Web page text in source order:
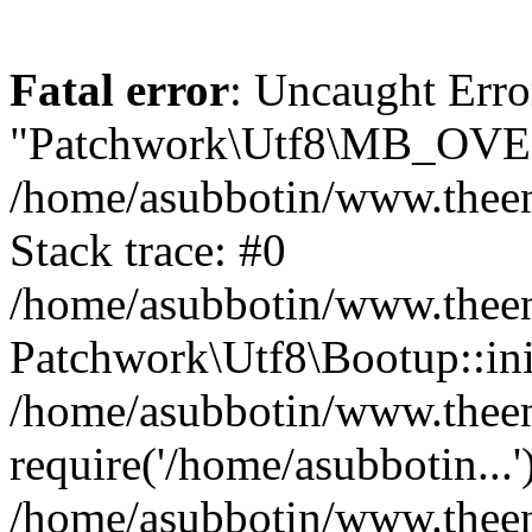
Fatal error: Uncaught
/home/asubbotin/
Stack trace: #0
/home/asubbotin/
/home/asubbotin/
require('/home/
/home/asubbotin/